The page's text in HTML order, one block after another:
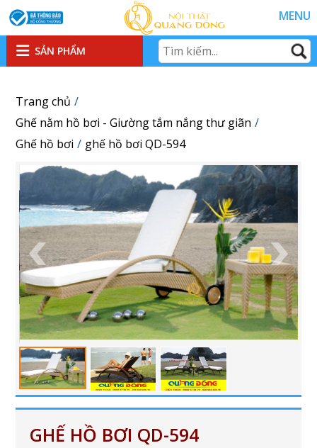
MENU
SẢN PHẨM
Trang chủ
Ghế nằm hồ bơi - Giường tắm nắng thư giãn
Ghế hồ bơi
ghế hồ bơi QD-594
GHẾ HỒ BƠI QD-594